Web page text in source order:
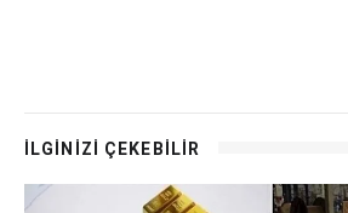
İLGİNİZİ ÇEKEBİLİR